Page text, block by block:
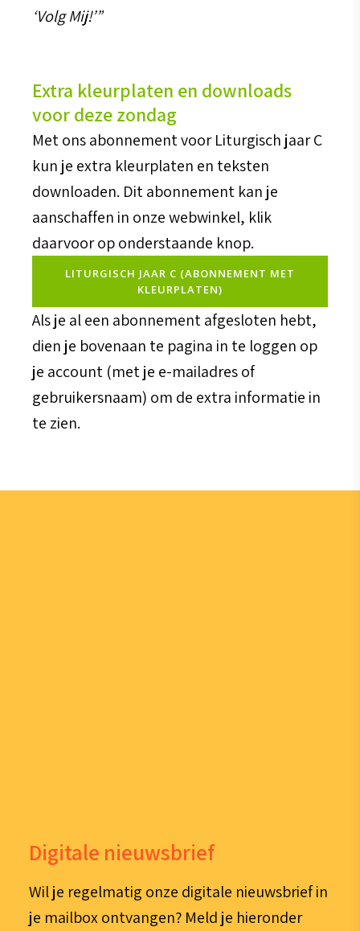
‘Volg Mij!’”
Extra kleurplaten en downloads
voor deze zondag
Met ons abonnement voor Liturgisch jaar C
kun je extra kleurplaten en teksten
downloaden. Dit abonnement kan je
aanschaffen in onze webwinkel, klik
daarvoor op onderstaande knop.
LITURGISCH JAAR C (ABONNEMENT MET
KLEURPLATEN)
Als je al een abonnement afgesloten hebt,
dien je bovenaan te pagina in te loggen op
je account (met je e-mailadres of
gebruikersnaam) om de extra informatie in
te zien.
Digitale nieuwsbrief
Wil je regelmatig onze digitale nieuwsbrief in
je mailbox ontvangen? Meld je hieronder